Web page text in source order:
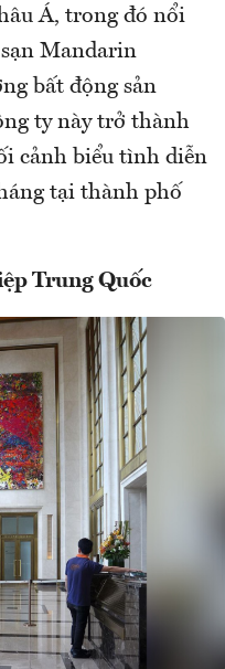
Á, trong đó nổi
Mandarin
bất động sản
ty này trở thành
cảnh biểu tình diễn
tại thành phố
Trung Quốc